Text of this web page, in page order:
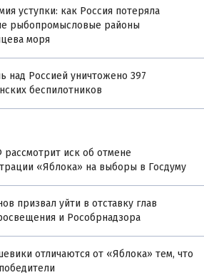
уступки: как Россия потеряла
рыбопромысловые районы
моря
над Россией уничтожено 397
беспилотников
иск об отмене
«Яблока» на выборы в Госдуму
призвал уйти в отставку глав
и Рособрнадзора
отличаются от «Яблока» тем, что